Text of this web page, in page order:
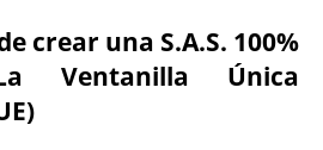
crear una S.A.S. 100%
Ventanilla Única